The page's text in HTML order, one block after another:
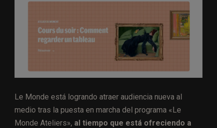
Le Monde está logrando atraer audiencia nueva al
medio tras la puesta en marcha del programa «Le
Monde Ateliers», al tiempo que está ofreciendo a